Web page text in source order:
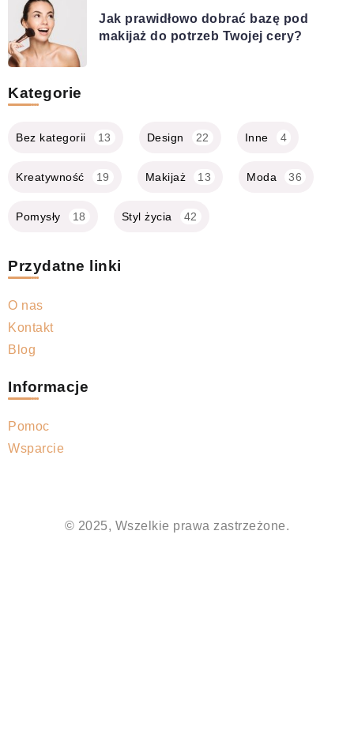
Jak prawidłowo dobrać bazę pod
makijaż do potrzeb Twojej cery?
Kategorie
Bez kategorii 13 Design 22 Inne 4
Kreatywność 19 Makijaż 13 Moda 36
Pomysły 18 Styl życia 42
Przydatne linki
O nas
Kontakt
Blog
Informacje
Pomoc
Wsparcie
© 2025, Wszelkie prawa zastrzeżone.